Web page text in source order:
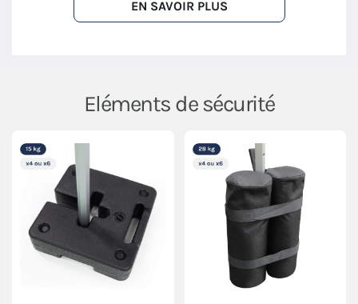
EN SAVOIR PLUS
Eléments de sécurité